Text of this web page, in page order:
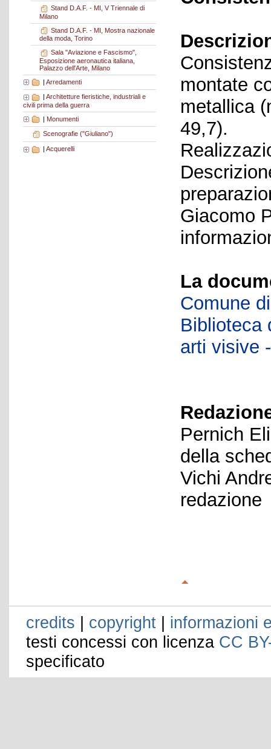
Stand D.A.F. - MI, V Triennale di
Milano
Stand D.A.F. - MI, Mostra nazionale
della moda, Torino
Sala "Aviazione e Fascismo",
Esposizione aeronautica italiana,
Palazzo dell'Arte, Milano
| Arredamenti
Architetture fieristiche, industriali e
civili prima della guerra
| Monumenti
Scenografie ("Giuliano")
| Acquerelli
montate
metallica
49,7).
Giacomo
La
Comune
Biblioteca
arti visive
Pernich
della
Vichi
redazione
credits | copyright | informazioni
testi concessi con licenza CC
specificato